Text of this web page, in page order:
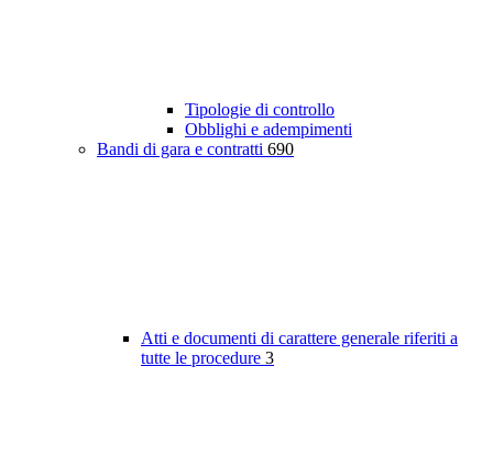
Tipologie di controllo
Obblighi e adempimenti
Bandi di gara e contratti 690
Atti e documenti di carattere generale riferiti a
tutte le procedure 3